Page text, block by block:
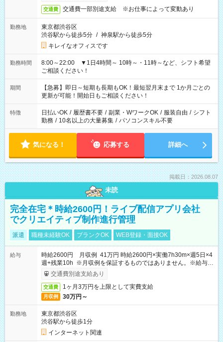
交通費 交通費一部別途支給 ※お仕事によって変動あり
勤務地
東京都渋谷区
渋谷駅から徒歩5分 / 神泉駅から徒歩5分
キレイなオフィスです
勤務時間
8:00～22:00 ▼1日4時間～ 10時～・11時～など、シフト希望
ご相談ください！
期間
【急募】即日～短期も長期もOK！最短翌月末まで 1か月ごとの
更新が可能！開始日もご相談ください！
特徴 日払いOK / 履歴書不要 / 副業・WワークOK / 服装自由 / シフト
勤務 / 10名以上の大量募集 / パソコンスキル不要
気になる！ 応募する 詳細へ
掲載日：2026.08.07
未読
完全在宅＊時給2600円！ライブ配信アプリ会社
でクリエイティブ制作進行管理
派遣 職種未経験OK ブランクOK WEB登録・面接OK
給与
時給2600円 月収例 41万円 時給2600円×実働7h30m×週5日×4
週+残業10h ※月収例を保証するものではありません。※給与即
受取りサービス利用可（利用条件有）
交通費別途支給あり
交通費 1ヶ月3万円を上限として実費支給
月収例 30万円～
勤務地
東京都渋谷区
渋谷駅から徒歩1分
インターネット関連